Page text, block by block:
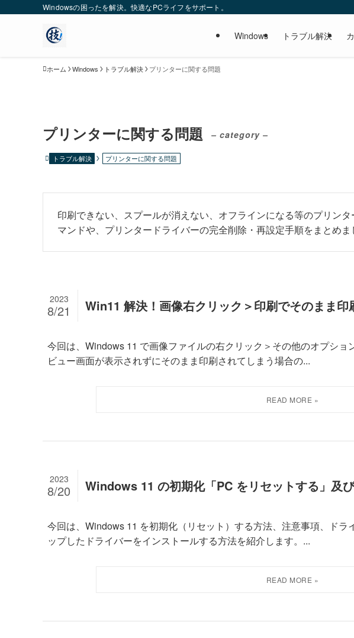
Windowsの困ったを解決。快適なPCライフをサポート。
Windows トラブル解決
ホーム Windows トラブル解決 プリンターに関する問題
プリンターに関する問題 – category –
トラブル解決 プリンターに関する問題
印刷できない、スプールが消えない、オフラインになる等のプリン
マンドや、プリンタードライバーの完全削除・再設定手順をまとめま
Win11 解決！画像右クリック＞印刷でそのまま印
2023
8/21
今回は、Windows 11 で画像ファイルの右クリック＞その他のオプシ
ビュー画面が表示されずにそのまま印刷されてしまう場合の...
Windows 11 の初期化「PC をリセットする」及
2023
8/20
今回は、Windows 11 を初期化（リセット）する方法、注意事項、ド
ップしたドライバーをインストールする方法を紹介します。...